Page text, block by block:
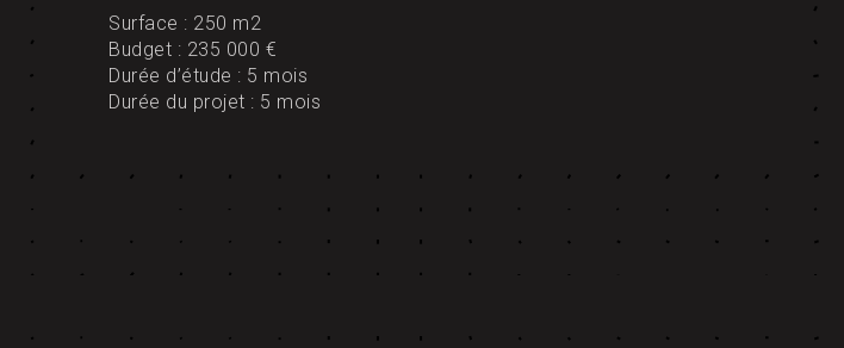
Surface : 250 m2
Budget : 235 000 €
Durée d’étude : 5 mois
Durée du projet : 5 mois